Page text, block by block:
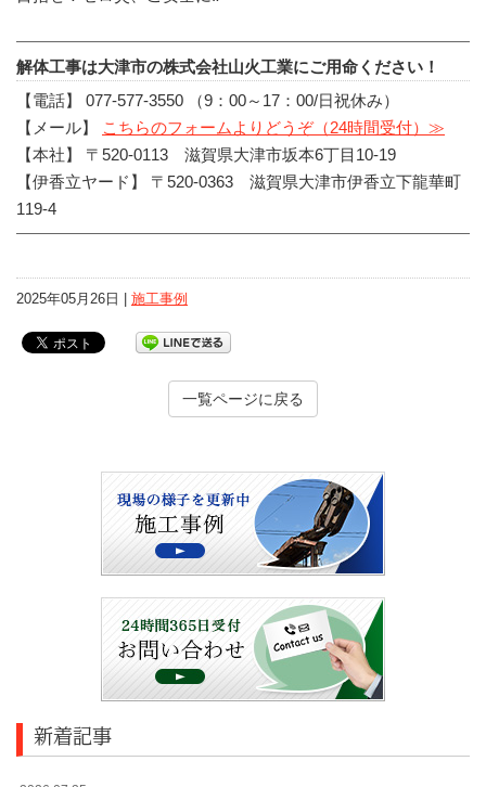
解体工事は大津市の株式会社山火工業にご用命ください！
【電話】 077-577-3550 （9：00～17：00/日祝休み）
【メール】
こちらのフォームよりどうぞ（24時間受付）≫
【本社】 〒520-0113 滋賀県大津市坂本6丁目10-19
【伊香立ヤード】 〒520-0363 滋賀県大津市伊香立下龍華町
119-4
2025年05月26日 | 施工事例
一覧ページに戻る
新着記事